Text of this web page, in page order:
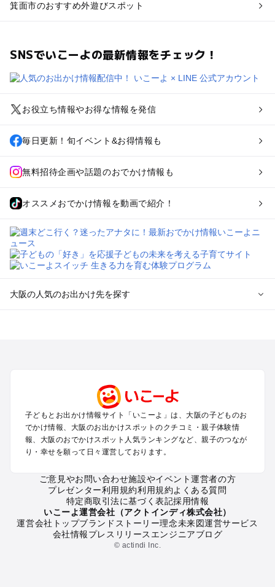
箕面市のおすすめ外遊びスポット
SNSでいこーよの最新情報をチェック！
お役立ち情報やお得な情報を発信
毎日更新！旬イベント&お得情報も
無料招待企画や話題のおでかけ情報も
オススメおでかけ情報を動画で紹介！
大阪の人気のお出かけ先を探す
梅田・キタ・淀屋橋・本町・福島のプールお出かけ
東大阪・八尾・寝屋川・守口・門真のプールお出かけ
大阪ベイエリア（USJ・南港）のプールお出かけ
なんば・心斎橋・道頓堀・四ツ橋・ミナミのプールお出かけ
天王寺・阿倍野・上本町・長居のプールお出かけ
新大阪・江坂・十三のプールお出かけ
大阪の定番お出かけスポット
大阪の遊園地
大阪の動物園
子どもとお出かけ情報サイト「いこーよ」は、大阪の子どものお
でかけ情報、大阪のお出かけスポットのクチコミ・親子体験情
報、大阪のおでかけスポット人気ランキングなど、親子のつなが
り・幸せを願って日々運営しております。
ご意見やお問い合わせ施設やイベント運営者の方
プレゼンター利用規約利用規約よくある質問
特定商取引法に基づく表記採用情報
いこーよ運営会社（アクトインディ株式会社）
運営会社トップブランドストーリー理念未来図運営サービス
会社情報プレスリリース エンジニアブログ
© actindi Inc.